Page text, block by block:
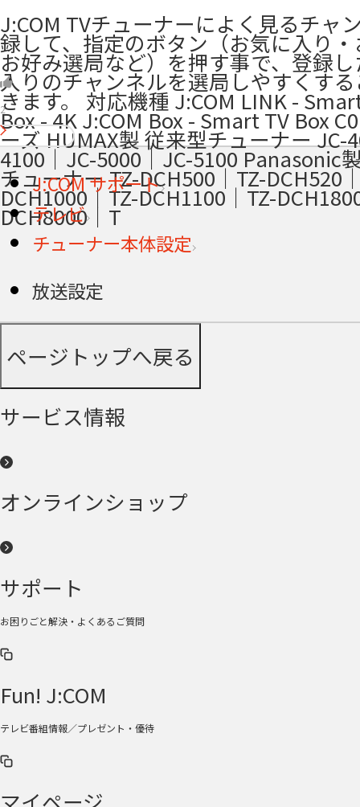
J:COM TVチューナーによく見るチャ
録して、指定のボタン（お気に入り
お好み選局など）を押す事で、登録
入りのチャンネルを選局しやすくす
きます。 対応機種 J:COM LINK -
Box - 4K J:COM Box - Smart TV Box
ーズ HUMAX製 従来型チューナー JC-
4100｜JC-5000｜JC-5100 Panasonic
チューナー TZ-DCH500｜TZ-DCH520
DCH1000｜TZ-DCH1100｜TZ-
DCH8000｜T
2
J:COM サポート
テレビ
チューナー本体設定
放送設定
ページトップへ戻る
サービス情報
オンラインショップ
サポート
お困りごと解決・よくあるご質問
Fun! J:COM
テレビ番組情報／プレゼント・優待
マイページ